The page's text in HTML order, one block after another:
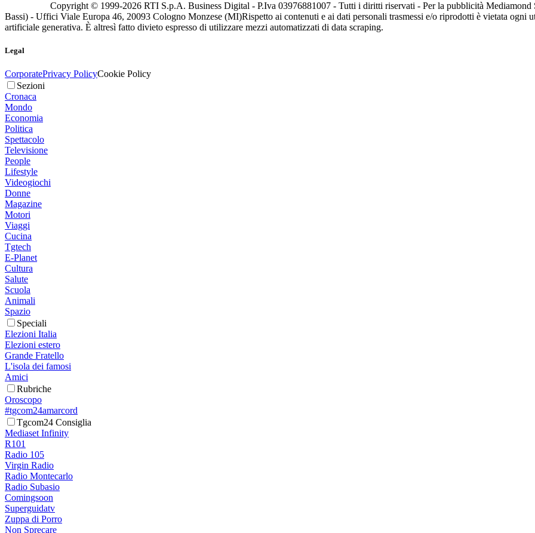
Copyright © 1999-2026 RTI S.p.A. Business Digital - P.Iva 03976881007 - Tutti i diritti riservati - Per la pubblicità
Bassi) - Uffici Viale Europa 46, 20093 Cologno Monzese (MI)Rispetto ai contenuti e ai dati personali trasmessi e/o riprodotti è vietata ogni
artificiale generativa. È altresì fatto divieto espresso di utilizzare mezzi automatizzati di data scraping.
Legal
CorporatePrivacy PolicyCookie Policy
Sezioni
Cronaca
Mondo
Economia
Politica
Spettacolo
Televisione
People
Lifestyle
Videogiochi
Donne
Magazine
Motori
Viaggi
Cucina
Tgtech
E-Planet
Cultura
Salute
Scuola
Animali
Spazio
Speciali
Elezioni Italia
Elezioni estero
Grande Fratello
L'isola dei famosi
Amici
Rubriche
Oroscopo
#tgcom24amarcord
Tgcom24 Consiglia
Mediaset Infinity
R101
Radio 105
Virgin Radio
Radio Montecarlo
Radio Subasio
Comingsoon
Superguidatv
Zuppa di Porro
Non Sprecare